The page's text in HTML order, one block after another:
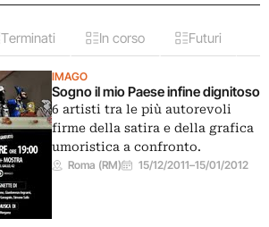
Terminati In corso Futuri
IMAGO
Sogno il mio Paese infine dignitoso
6 artisti tra le più autorevoli
firme della satira e della grafica
umoristica a confronto.
Roma (RM) 15/12/2011–15/01/2012